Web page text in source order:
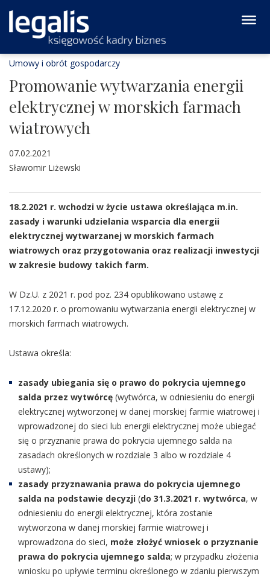
Umowy i obrót gospodarczy
Promowanie wytwarzania energii
elektrycznej w morskich farmach
wiatrowych
07.02.2021
Sławomir Liżewski
18.2.2021 r. wchodzi w życie ustawa określająca m.in.
zasady i warunki udzielania wsparcia dla energii
elektrycznej wytwarzanej w morskich farmach
wiatrowych oraz przygotowania oraz realizacji inwestycji
w zakresie budowy takich farm.
W Dz.U. z 2021 r. pod poz. 234 opublikowano ustawę z
17.12.2020 r. o promowaniu wytwarzania energii elektrycznej w
morskich farmach wiatrowych.
Ustawa określa:
zasady ubiegania się o prawo do pokrycia ujemnego
salda przez wytwórcę (wytwórca, w odniesieniu do energii
elektrycznej wytworzonej w danej morskiej farmie wiatrowej i
wprowadzonej do sieci lub energii elektrycznej może ubiegać
się o przyznanie prawa do pokrycia ujemnego salda na
zasadach określonych w rozdziale 3 albo w rozdziale 4
ustawy);
zasady przyznawania prawa do pokrycia ujemnego
salda na podstawie decyzji (do 31.3.2021 r. wytwórca, w
odniesieniu do energii elektrycznej, która zostanie
wytworzona w danej morskiej farmie wiatrowej i
wprowadzona do sieci, może złożyć wniosek o przyznanie
prawa do pokrycia ujemnego salda; w przypadku złożenia
wniosku po upływie terminu określonego w zdaniu pierwszym